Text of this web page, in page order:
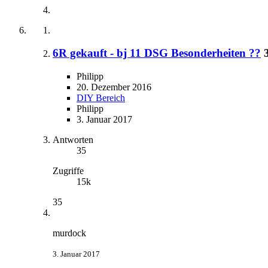
6R gekauft - bj 11 DSG Besonderheiten ??
Philipp
20. Dezember 2016
DIY Bereich
Philipp
3. Januar 2017
Antworten
35
Zugriffe
15k
35
murdock
3. Januar 2017